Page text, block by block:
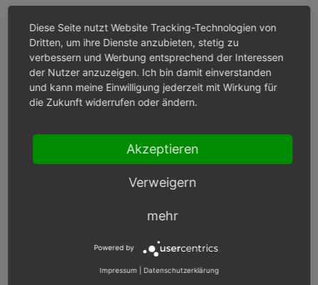
Hint
Damit der Shop die RDFa-Integration verwenden
kann, muss die Funktion unterStammdaten ‣
Hinweis: Bitte wählen Sie nur die in GoodRelations
vordefinierten Zahlungsarten aus, die Ihrer Zahlungsart
Diese Seite nutzt Website Tracking-Technologien von
Dritten, um ihre Dienste anzubieten, stetig zu
verbessern und Werbung entsprechend der Interessen
der Nutzer anzuzeigen. Ich bin damit einverstanden
und kann meine Einwilligung jederzeit mit Wirkung für
die Zukunft widerrufen oder ändern.
Akzeptieren
Verweigern
mehr
Powered by
Impressum Datenschutzerklärung